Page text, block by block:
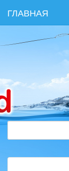
ГЛАВНАЯ